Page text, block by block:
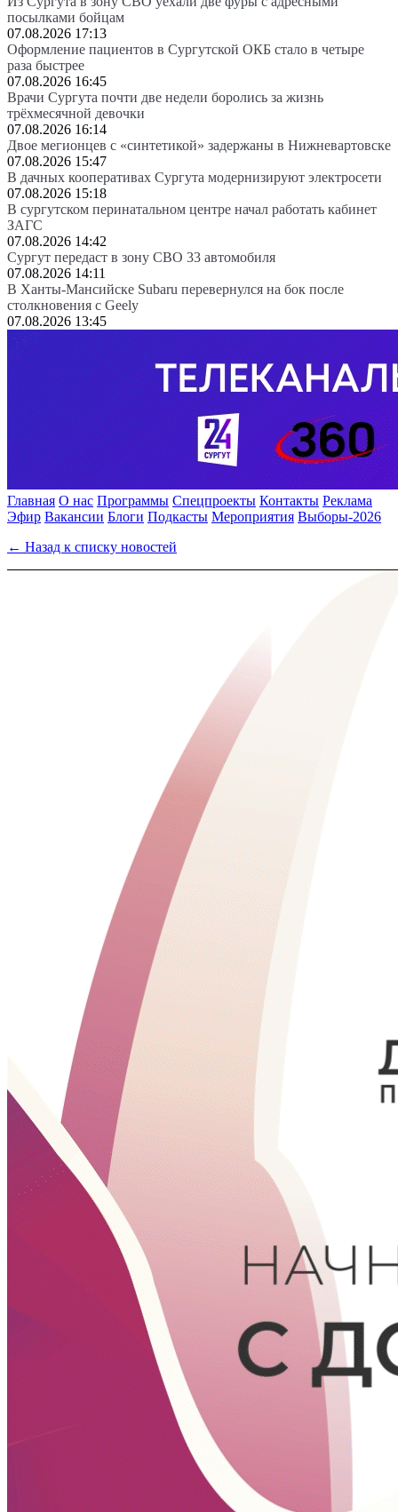
посылками бойцам
07.08.2026 17:13
Оформление пациентов в Сургутской ОКБ стало в четыре
раза быстрее
07.08.2026 16:45
Врачи Сургута почти две недели боролись за жизнь
трёхмесячной девочки
07.08.2026 16:14
Двое мегионцев с «синтетикой» задержаны в Нижневартовске
07.08.2026 15:47
В дачных кооперативах Сургута модернизируют электросети
07.08.2026 15:18
В сургутском перинатальном центре начал работать кабинет
ЗАГС
07.08.2026 14:42
Сургут передаст в зону СВО 33 автомобиля
07.08.2026 14:11
В Ханты-Мансийске Subaru перевернулся на бок после
столкновения с Geely
07.08.2026 13:45
Главная О нас Программы Спецпроекты Контакты Реклама
Эфир Вакансии Блоги Подкасты Мероприятия Выборы-2026
← Назад к списку новостей